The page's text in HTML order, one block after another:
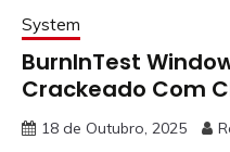
System
BurnInTest
Crackeado Com
18 de Outubro, 2025